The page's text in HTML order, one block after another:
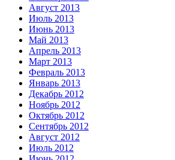
Август 2013
Июль 2013
Июнь 2013
Май 2013
Апрель 2013
Март 2013
Февраль 2013
Январь 2013
Декабрь 2012
Ноябрь 2012
Октябрь 2012
Сентябрь 2012
Август 2012
Июль 2012